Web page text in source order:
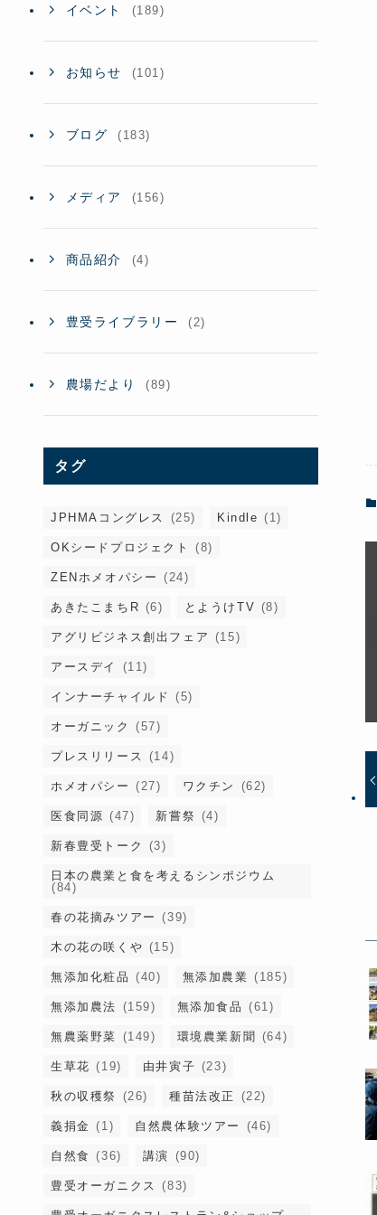
イベント (189)
お知らせ (101)
ブログ (183)
メディア (156)
商品紹介 (4)
豊受ライブラリー (2)
農場だより (89)
タグ
JPHMAコングレス (25) Kindle (1)
OKシードプロジェクト (8)
ZENホメオパシー (24)
あきたこまちR (6) とようけTV (8)
アグリビジネス創出フェア (15)
アースデイ (11)
インナーチャイルド (5)
オーガニック (57)
プレスリリース (14)
ホメオパシー (27) ワクチン (62)
医食同源 (47) 新嘗祭 (4)
新春豊受トーク (3)
日本の農業と食を考えるシンポジウム
(84)
春の花摘みツアー (39)
木の花の咲くや (15)
無添加化粧品 (40) 無添加農業 (185)
無添加農法 (159) 無添加食品 (61)
無農薬野菜 (149) 環境農業新聞 (64)
生草花 (19) 由井寅子 (23)
秋の収穫祭 (26) 種苗法改正 (22)
義捐金 (1) 自然農体験ツアー (46)
自然食 (36) 講演 (90)
豊受オーガニクス (83)